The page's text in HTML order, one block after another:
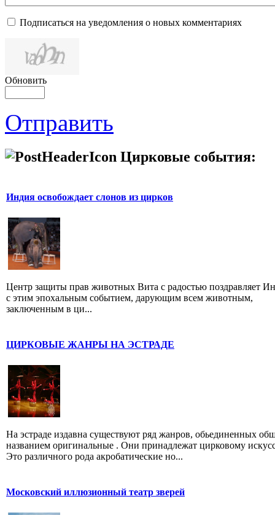
Подписаться на уведомления о новых комментариях
Обновить
Отправить
Цирковые события:
Индия освобождает слонов из цирков
Центр защиты прав животных Вита с радостью поздравляет
с этим эпохальным событием, дарующим всем животным,
заключенным в ци...
ЦИРКОВЫЕ ЖАНРЫ НА ЭСТРАДЕ
На эстраде издавна существуют ряд жанров, обьединенных
названием оригинальные . Они принадлежат цирковому
Это различного рода акробатические но...
Московский иллюзионный театр зверей